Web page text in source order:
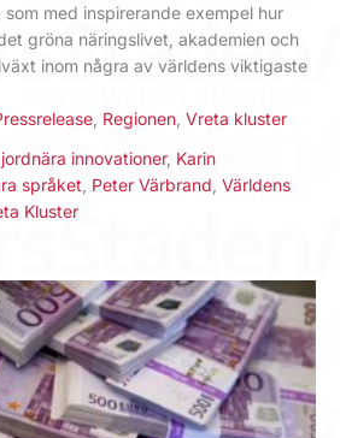
med inspirerande exempel hur
gröna näringslivet, akademien och
inom några av världens viktigaste
Regionen Vreta kluster
jordnära innovationer, Karin
språket Peter Värbrand Världens
Kluster